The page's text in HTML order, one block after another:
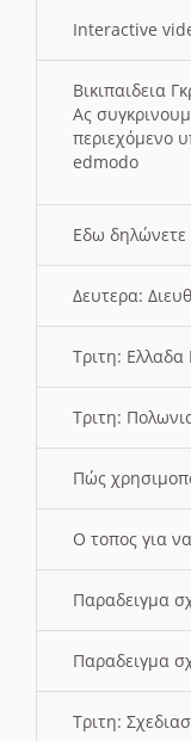
Interactive
Βικιπαιδεια
Ας
περιεχόμενο
edmodo
Εδω δηλώνετε
Δευτερα:
Τριτη: Ελλαδα
Τριτη:
Πώς
O τοπος για
Παραδειγμα
Παραδειγμα
Τριτη: